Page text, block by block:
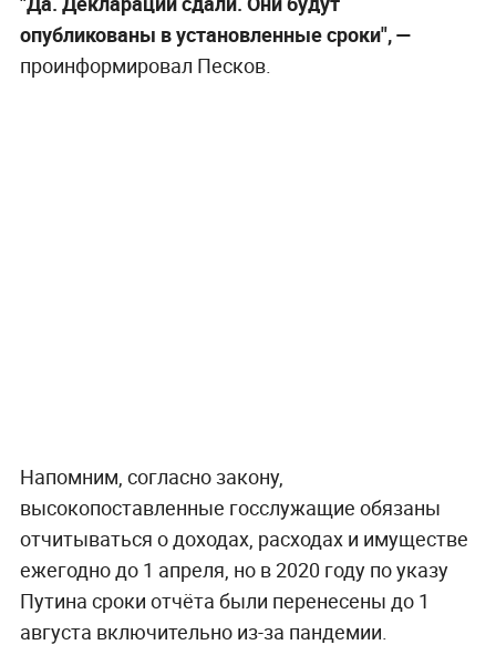
опубликованы в установленные сроки", —
проинформировал Песков.
Напомним, согласно закону,
высокопоставленные госслужащие обязаны
отчитываться о доходах, расходах и имуществе
ежегодно до 1 апреля, но в 2020 году по указу
Путина сроки отчёта были перенесены до 1
августа включительно из-за пандемии.